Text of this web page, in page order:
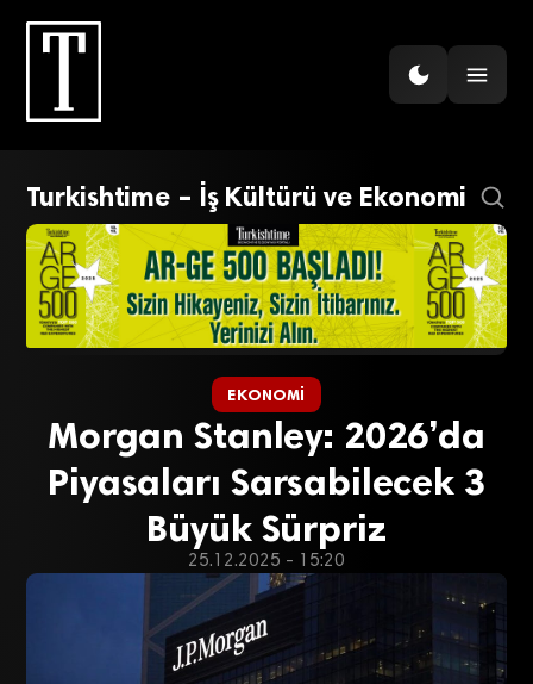
Turkishtime – İş Kültürü ve Ekonomi
EKONOMI
Morgan Stanley: 2026’da
Piyasaları Sarsabilecek 3
Büyük Sürpriz
25.12.2025 - 15:20